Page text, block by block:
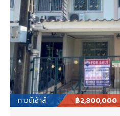
ทาวน์เฮ้าส์ ฿2,800,000